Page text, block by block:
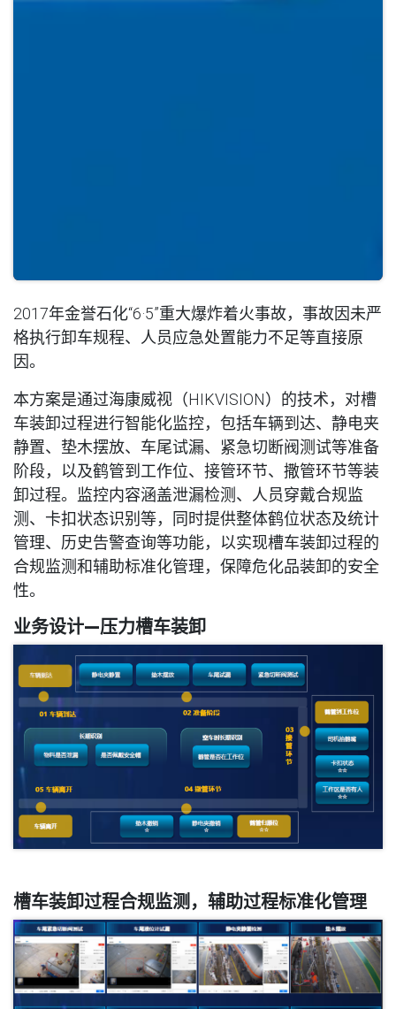
2017年金誉石化“6·5”重大爆炸着火事故，事故因未严
格执行卸车规程、人员应急处置能力不足等直接原
因。
本方案是通过海康威视（HIKVISION）的技术，对槽
车装卸过程进行智能化监控，包括车辆到达、静电夹
静置、垫木摆放、车尾试漏、紧急切断阀测试等准备
阶段，以及鹤管到工作位、接管环节、撒管环节等装
卸过程。监控内容涵盖泄漏检测、人员穿戴合规监
测、卡扣状态识别等，同时提供整体鹤位状态及统计
管理、历史告警查询等功能，以实现槽车装卸过程的
合规监测和辅助标准化管理，保障危化品装卸的安全
性。
业务设计—压力槽车装卸
槽车装卸过程合规监测，辅助过程标准化管理